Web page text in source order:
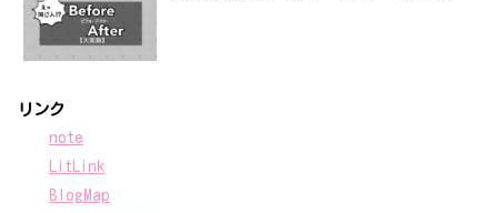
リンク
note
LitLink
BlogMap